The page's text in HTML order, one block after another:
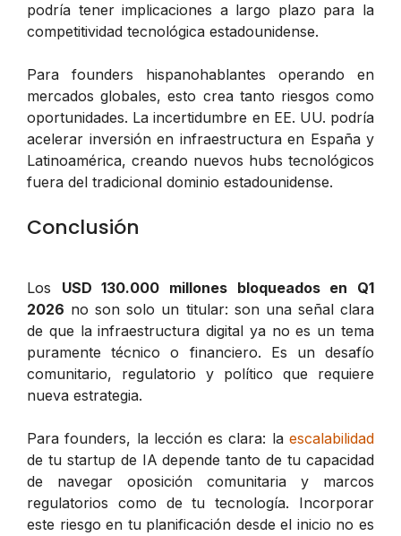
podría tener implicaciones a largo plazo para la
competitividad tecnológica estadounidense.
Para founders hispanohablantes operando en
mercados globales, esto crea tanto riesgos como
oportunidades. La incertidumbre en EE. UU. podría
acelerar inversión en infraestructura en España y
Latinoamérica, creando nuevos hubs tecnológicos
fuera del tradicional dominio estadounidense.
Conclusión
Los USD 130.000 millones bloqueados en Q1
2026 no son solo un titular: son una señal clara
de que la infraestructura digital ya no es un tema
puramente técnico o financiero. Es un desafío
comunitario, regulatorio y político que requiere
nueva estrategia.
Para founders, la lección es clara: la escalabilidad
de tu startup de IA depende tanto de tu capacidad
de navegar oposición comunitaria y marcos
regulatorios como de tu tecnología. Incorporar
este riesgo en tu planificación desde el inicio no es